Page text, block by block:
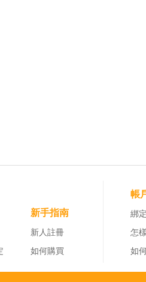
新手指南
新人註冊
如何購買
帳
綁
怎
如